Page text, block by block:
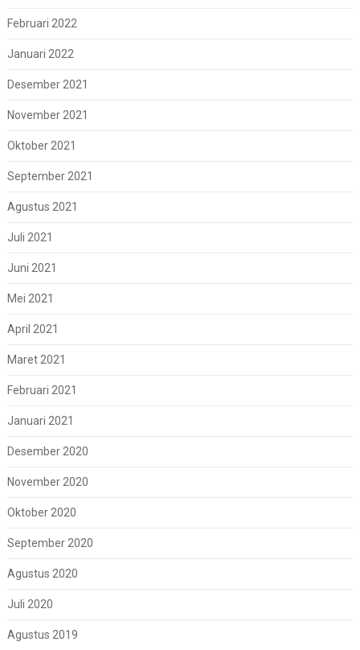
Februari 2022
Januari 2022
Desember 2021
November 2021
Oktober 2021
September 2021
Agustus 2021
Juli 2021
Juni 2021
Mei 2021
April 2021
Maret 2021
Februari 2021
Januari 2021
Desember 2020
November 2020
Oktober 2020
September 2020
Agustus 2020
Juli 2020
Agustus 2019